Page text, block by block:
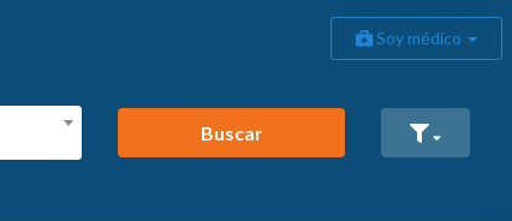
Soy médico
Buscar